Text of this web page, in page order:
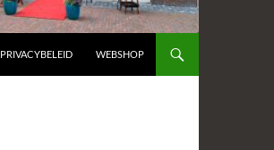
PRIVACYBELEID WEBSHOP